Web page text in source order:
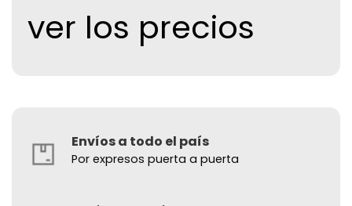
ver los precios
Envíos a todo el país
Por expresos puerta a puerta